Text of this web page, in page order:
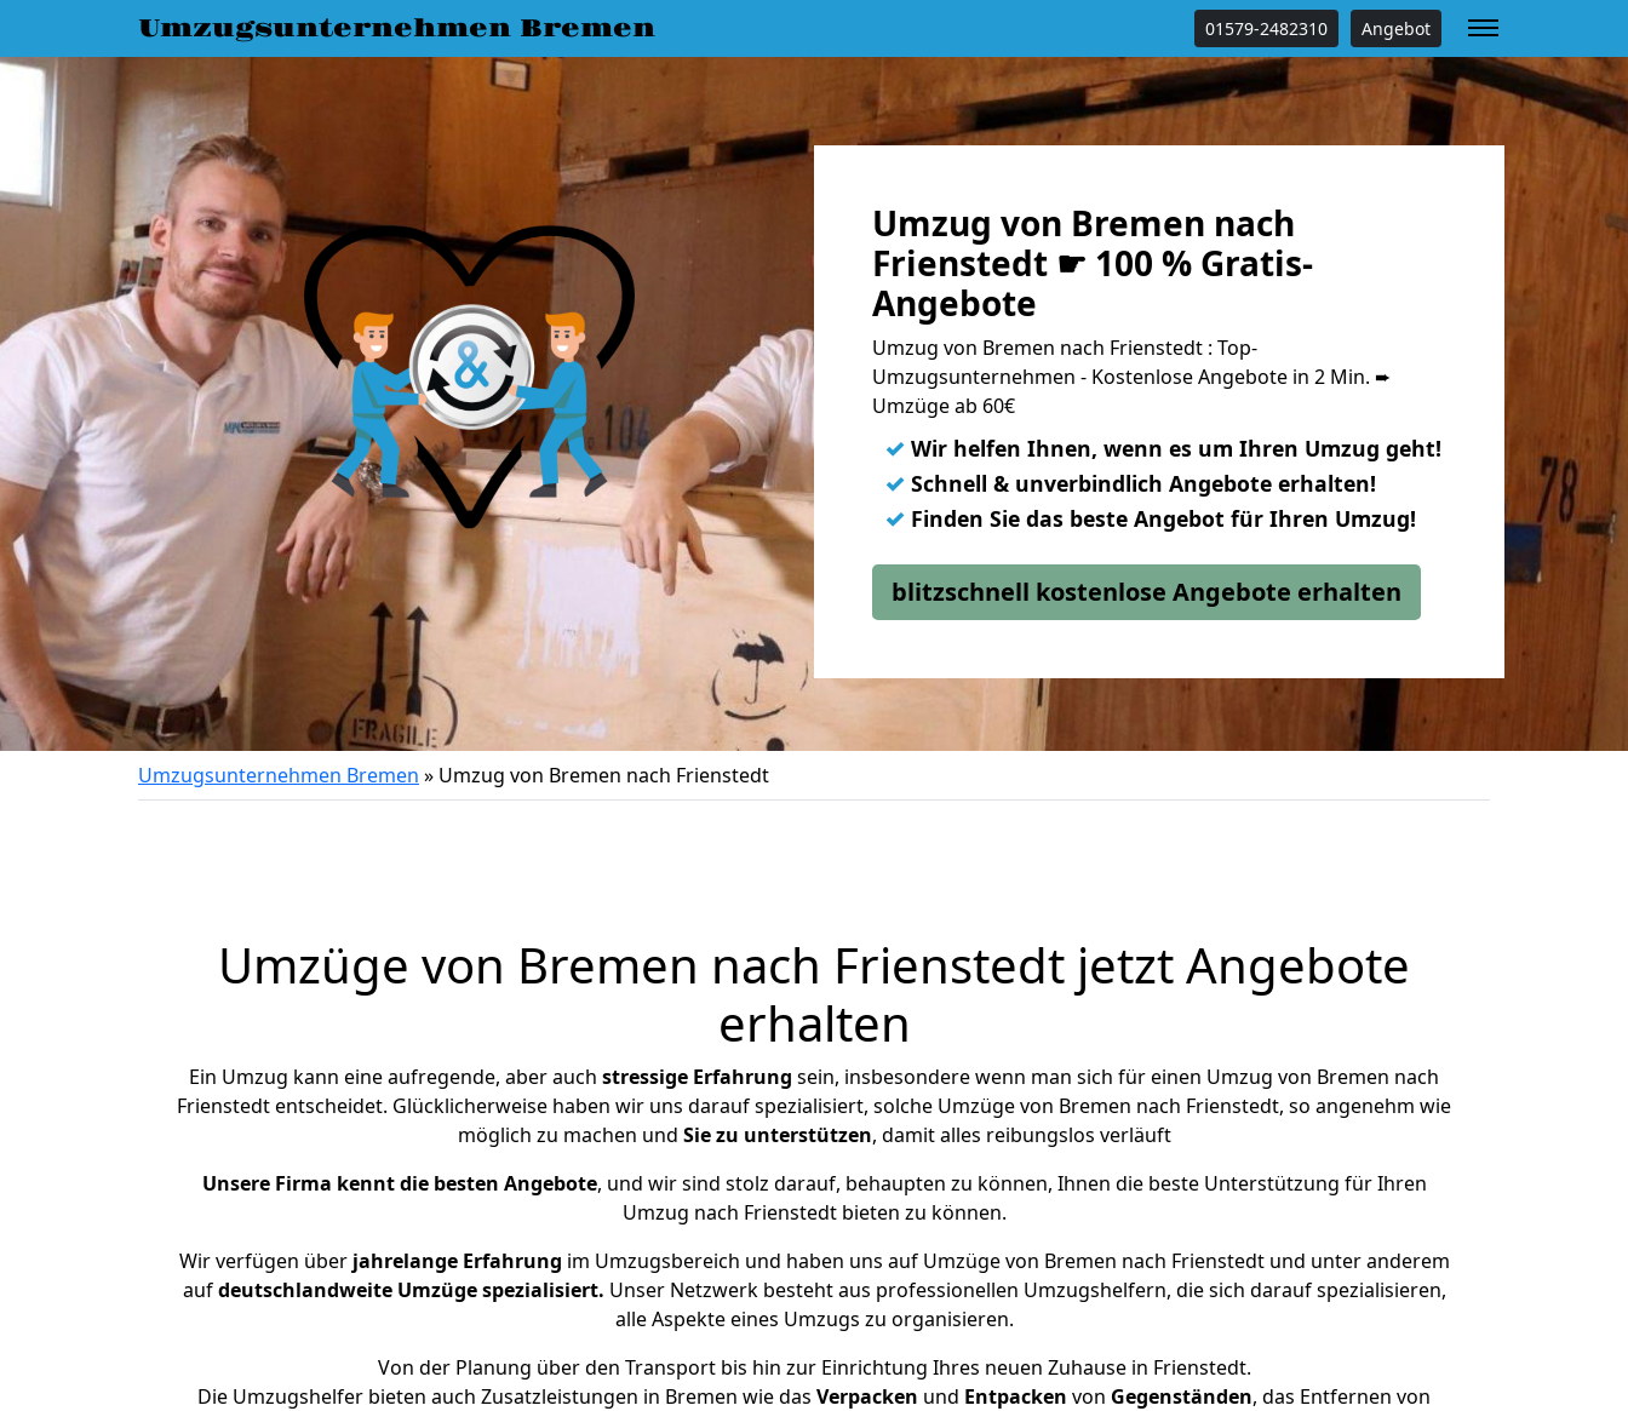
Umzugsunternehmen Bremen 01579-2482310 Angebot
Umzug von Bremen nach
Frienstedt ☛ 100 % Gratis-
Angebote
Umzug von Bremen nach Frienstedt : Top-
Umzugsunternehmen - Kostenlose Angebote in 2 Min. ➨
Umzüge ab 60€
✓ Wir helfen Ihnen, wenn es um Ihren Umzug geht!
✓ Schnell & unverbindlich Angebote erhalten!
✓ Finden Sie das beste Angebot für Ihren Umzug!
blitzschnell kostenlose Angebote erhalten
Umzugsunternehmen Bremen » Umzug von Bremen nach Frienstedt
Umzüge von Bremen nach Frienstedt jetzt Angebote
erhalten
Ein Umzug kann eine aufregende, aber auch stressige Erfahrung sein, insbesondere wenn man sich für einen Umzug von Bremen nach
Frienstedt entscheidet. Glücklicherweise haben wir uns darauf spezialisiert, solche Umzüge von Bremen nach Frienstedt, so angenehm wie
möglich zu machen und Sie zu unterstützen, damit alles reibungslos verläuft
Unsere Firma kennt die besten Angebote, und wir sind stolz darauf, behaupten zu können, Ihnen die beste Unterstützung für Ihren
Umzug nach Frienstedt bieten zu können.
Wir verfügen überjahrelange Erfahrung im Umzugsbereich und haben uns auf Umzüge von Bremen nach Frienstedt und unter anderem
aufdeutschlandweite Umzüge spezialisiert. Unser Netzwerk besteht aus professionellen Umzugshelfern, die sich darauf spezialisieren,
alle Aspekte eines Umzugs zu organisieren.
Von der Planung über den Transport bis hin zur Einrichtung Ihres neuen Zuhause in Frienstedt.
Die Umzugshelfer bieten auch Zusatzleistungen in Bremen wie das Verpacken und Entpacken von Gegenständen, das Entfernen von